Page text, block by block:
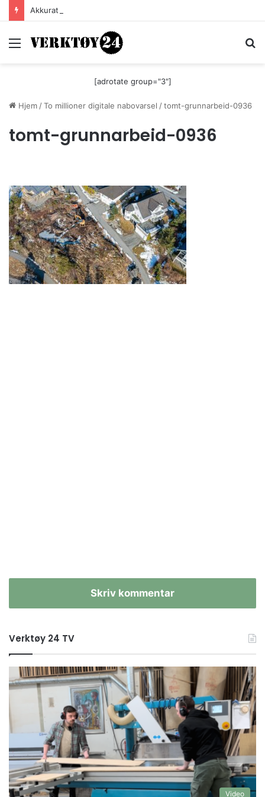
Akkurat nå er batteri-bordsaga til Festool billigere
Meny
[adrotate group="3"]
Hjem /To millioner digitale nabovarsel /tomt-grunnarbeid-0936
tomt-grunnarbeid-0936
Skriv kommentar
Verktøy 24 TV
Video